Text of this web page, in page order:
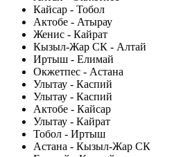
Кайсар - Тобол
Актобе - Атырау
Женис - Кайрат
Кызыл-Жар СК - Алтай
Иртыш - Елимай
Окжетпес - Астана
Улытау - Каспий
Улытау - Каспий
Актобе - Кайсар
Улытау - Кайрат
Тобол - Иртыш
Астана - Кызыл-Жар СК